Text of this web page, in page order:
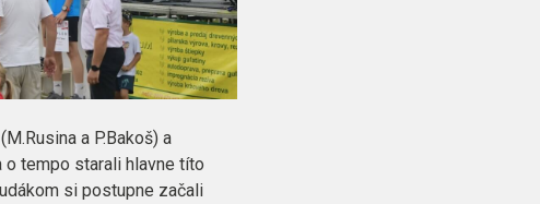
a P.Bakoš) a
o tempo starali hlavne títo
si postupne začali